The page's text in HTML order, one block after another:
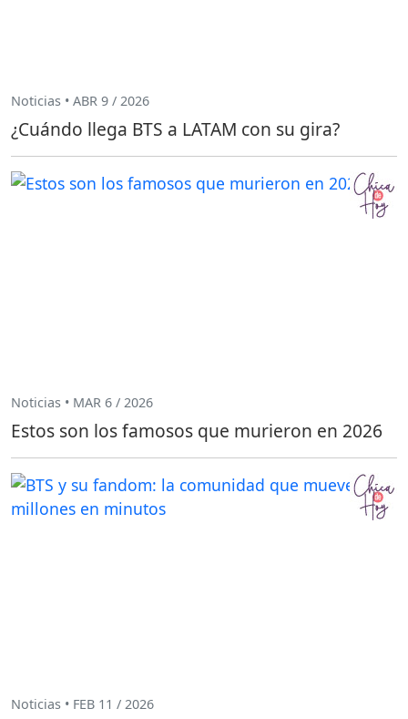
Noticias • ABR 9 / 2026
¿Cuándo llega BTS a LATAM con su gira?
Noticias • MAR 6 / 2026
Estos son los famosos que murieron en 2026
Noticias • FEB 11 / 2026